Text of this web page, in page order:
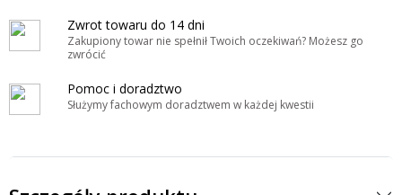
Zwrot towaru do 14 dni
Zakupiony towar nie spełnił Twoich oczekiwań? Możesz go
zwrócić
Pomoc i doradztwo
Służymy fachowym doradztwem w każdej kwestii